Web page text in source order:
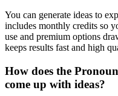
You can generate ideas to
includes monthly credits so
use and premium options
keeps results fast and high
How does the
come up with ideas?